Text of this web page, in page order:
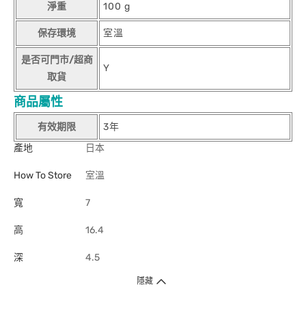
淨重 100 g
保存環境 室溫
是否可門市/超商
取貨
Y
商品屬性
有效期限
3年
產地
日本
How To Store 室溫
寬 7
高 16.4
深 4.5
隱藏